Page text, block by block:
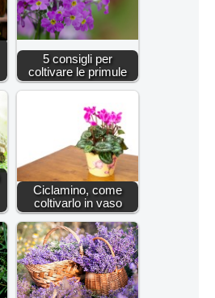
5 consigli per
coltivare le primule
Ciclamino, come
coltivarlo in vaso